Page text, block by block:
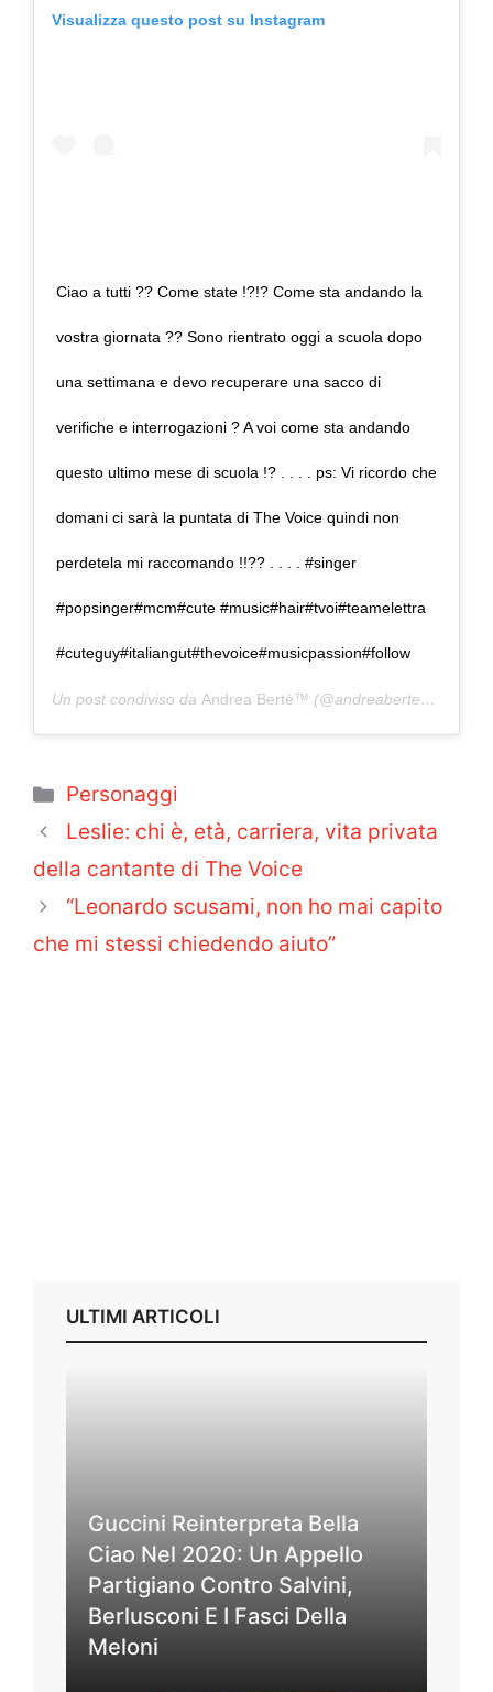
Visualizza questo post su Instagram
Ciao a tutti ?? Come state !?!? Come sta andando la
vostra giornata ?? Sono rientrato oggi a scuola dopo
una settimana e devo recuperare una sacco di
verifiche e interrogazioni ? A voi come sta andando
questo ultimo mese di scuola !? . . . . ps: Vi ricordo che
domani ci sarà la puntata di The Voice quindi non
perdetela mi raccomando !!?? . . . . #singer
#popsinger#mcm#cute #music#hair#tvoi#teamelettra
#cuteguy#italiangut#thevoice#musicpassion#follow
Un post condiviso da Andrea Bertè™️ (@andreaberte_official) in data:
Categorie
Personaggi
Leslie: chi è, età, carriera, vita privata
della cantante di The Voice
“Leonardo scusami, non ho mai capito
che mi stessi chiedendo aiuto”
ULTIMI ARTICOLI
Guccini Reinterpreta Bella
Ciao Nel 2020: Un Appello
Partigiano Contro Salvini,
Berlusconi E I Fasci Della
Meloni